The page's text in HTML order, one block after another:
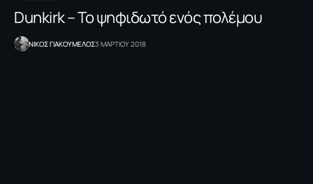
Dunkirk – Το ψηφιδωτό ενός πολέμου
NΙΚΟΣ ΓΙΑΚΟΥΜΕΛΟΣ3 ΜΑΡΤΙΟΥ 2018